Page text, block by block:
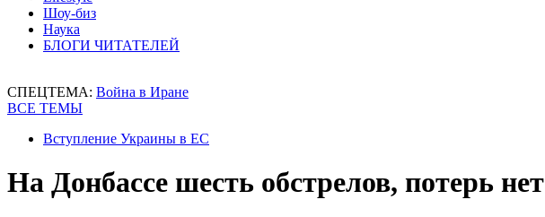
Шоу-биз
Наука
БЛОГИ ЧИТАТЕЛЕЙ
СПЕЦТЕМА: Война в Иране
ВСЕ ТЕМЫ
Вступление Украины в ЕС
На Донбассе шесть обстрелов, потерь нет